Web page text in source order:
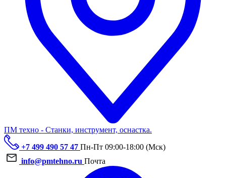
ПМ техно - Станки, инструмент, оснастка.
+7 499 490 57 47 Пн-Пт 09:00-18:00 (Мск)
info@pmtehno.ru Почта